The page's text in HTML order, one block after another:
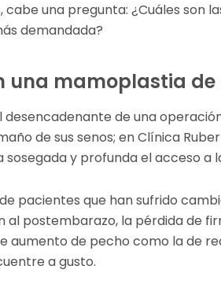
una pregunta: ¿Cuáles son
demandada?
una mamoplastia
desencadenante de una
de sus senos; en Clínica
y profunda el acceso a
pacientes que han sufrido
postembarazo, la pérdida de
aumento de pecho como la de
a gusto.